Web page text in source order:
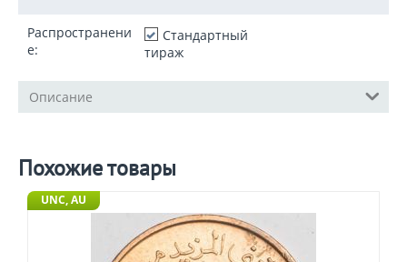
Распространени
е:
Стандартный
тираж
Описание
Похожие товары
UNC, AU